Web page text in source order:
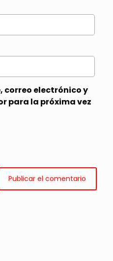
correo electrónico y
para la próxima vez